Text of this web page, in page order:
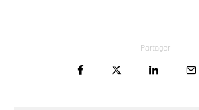
Partager